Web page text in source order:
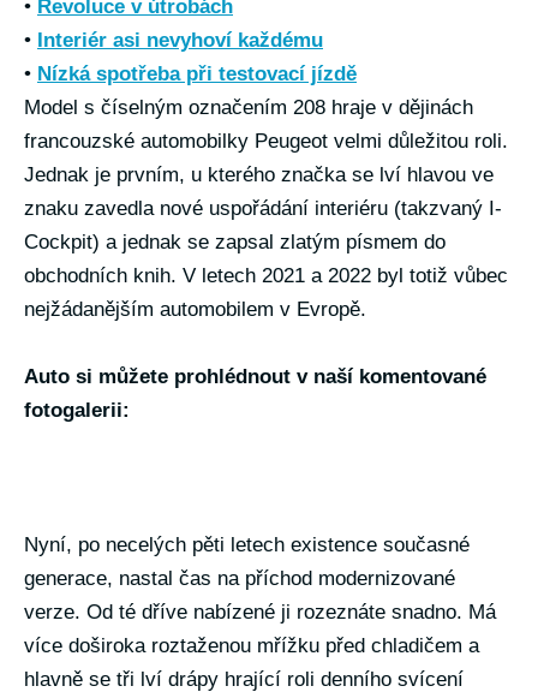
• Revoluce v útrobách
• Interiér asi nevyhoví každému
• Nízká spotřeba při testovací jízdě
Model s číselným označením 208 hraje v dějinách
francouzské automobilky Peugeot velmi důležitou roli.
Jednak je prvním, u kterého značka se lví hlavou ve
znaku zavedla nové uspořádání interiéru (takzvaný I-
Cockpit) a jednak se zapsal zlatým písmem do
obchodních knih. V letech 2021 a 2022 byl totiž vůbec
nejžádanějším automobilem v Evropě.
Auto si můžete prohlédnout v naší komentované
fotogalerii:
Nyní, po necelých pěti letech existence současné
generace, nastal čas na příchod modernizované
verze. Od té dříve nabízené ji rozeznáte snadno. Má
více doširoka roztaženou mřížku před chladičem a
hlavně se tři lví drápy hrající roli denního svícení